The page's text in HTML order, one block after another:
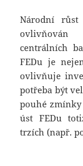
Národní
ovlivňován
centrálních
FEDu je
ovlivňuje
potřeba být
pouhé
úst FEDu
trzích (např.